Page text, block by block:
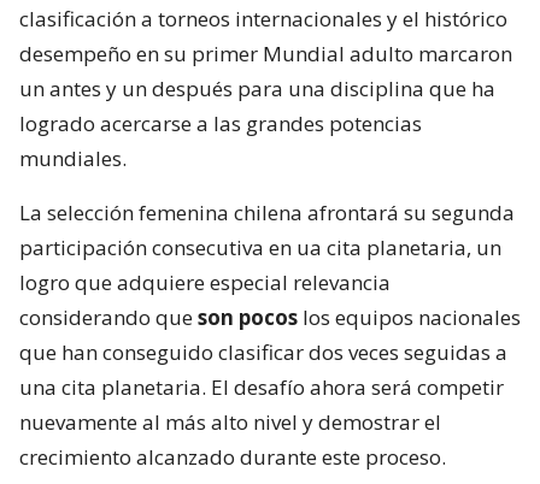
clasificación a torneos internacionales y el histórico
desempeño en su primer Mundial adulto marcaron
un antes y un después para una disciplina que ha
logrado acercarse a las grandes potencias
mundiales.
La selección femenina chilena afrontará su segunda
participación consecutiva en ua cita planetaria, un
logro que adquiere especial relevancia
considerando queson pocos los equipos nacionales
que han conseguido clasificar dos veces seguidas a
una cita planetaria. El desafío ahora será competir
nuevamente al más alto nivel y demostrar el
crecimiento alcanzado durante este proceso.